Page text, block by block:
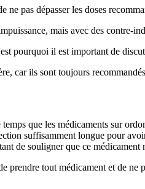
ne pas dépasser les doses
mais avec des contre-
pourquoi il est important de
car ils sont toujours
que les médicaments sur
suffisamment longue pour
de souligner que ce
prendre tout médicament et de